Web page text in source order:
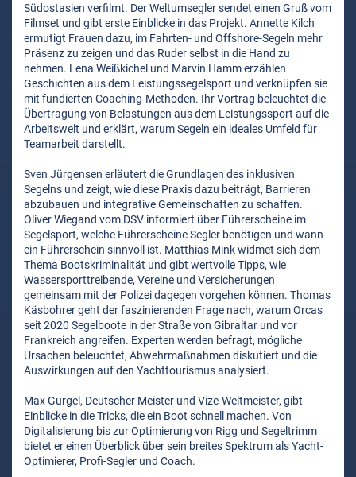
Südostasien verfilmt. Der Weltumsegler sendet einen Gruß vom
Filmset und gibt erste Einblicke in das Projekt. Annette Kilch
ermutigt Frauen dazu, im Fahrten- und Offshore-Segeln mehr
Präsenz zu zeigen und das Ruder selbst in die Hand zu
nehmen. Lena Weißkichel und Marvin Hamm erzählen
Geschichten aus dem Leistungssegelsport und verknüpfen sie
mit fundierten Coaching-Methoden. Ihr Vortrag beleuchtet die
Übertragung von Belastungen aus dem Leistungssport auf die
Arbeitswelt und erklärt, warum Segeln ein ideales Umfeld für
Teamarbeit darstellt.
Sven Jürgensen erläutert die Grundlagen des inklusiven
Segelns und zeigt, wie diese Praxis dazu beiträgt, Barrieren
abzubauen und integrative Gemeinschaften zu schaffen.
Oliver Wiegand vom DSV informiert über Führerscheine im
Segelsport, welche Führerscheine Segler benötigen und wann
ein Führerschein sinnvoll ist. Matthias Mink widmet sich dem
Thema Bootskriminalität und gibt wertvolle Tipps, wie
Wassersporttreibende, Vereine und Versicherungen
gemeinsam mit der Polizei dagegen vorgehen können. Thomas
Käsbohrer geht der faszinierenden Frage nach, warum Orcas
seit 2020 Segelboote in der Straße von Gibraltar und vor
Frankreich angreifen. Experten werden befragt, mögliche
Ursachen beleuchtet, Abwehrmaßnahmen diskutiert und die
Auswirkungen auf den Yachttourismus analysiert.
Max Gurgel, Deutscher Meister und Vize-Weltmeister, gibt
Einblicke in die Tricks, die ein Boot schnell machen. Von
Digitalisierung bis zur Optimierung von Rigg und Segeltrimm
bietet er einen Überblick über sein breites Spektrum als Yacht-
Optimierer, Profi-Segler und Coach.